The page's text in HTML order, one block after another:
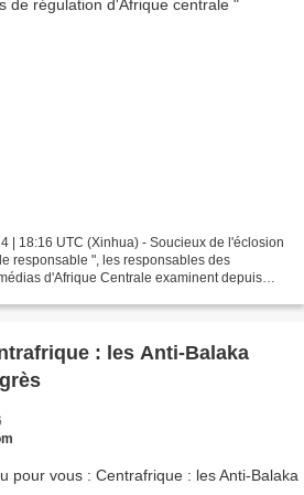
| 18:16 UTC (Xinhua) - Soucieux de l'éclosion
responsable ", les responsables des
d'Afrique Centrale examinent depuis
: les Anti-Balaka